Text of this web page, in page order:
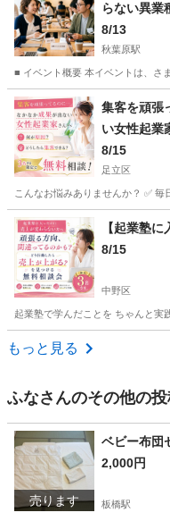
らない異業
原】※領収
8/13
秋葉原駅
■ イベント概要 本イベントは、さ
東京 台東区 秋葉原駅
集客を頑張
い女性起業
8/15
足立区
こんなお悩みありませんか？ ✅
東京 足立区 セミナー
【起業塾
8/15
中野区
起業塾で学んだことを ちゃんと実
東京 中野区
もっと見る
ふなさんのその他の投
売ります
ベビー布
2,000円
板橋駅